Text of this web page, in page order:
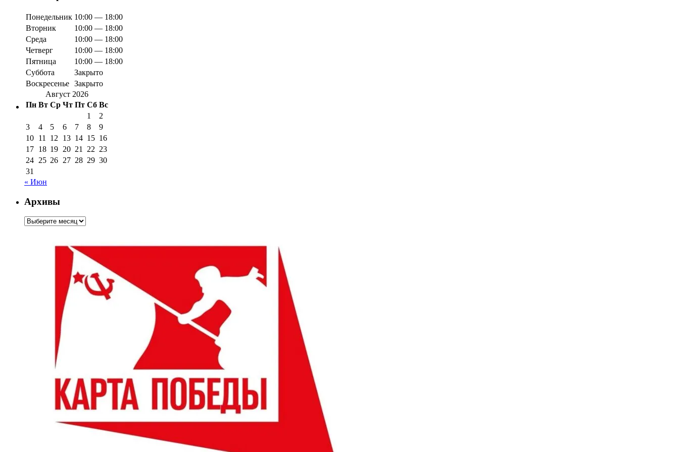
Понедельник 10:00 — 18:00
Вторник
10:00 — 18:00
Среда
10:00 — 18:00
Четверг
10:00 — 18:00
Пятница
10:00 — 18:00
Суббота
Закрыто
Воскресенье Закрыто
Август 2026
Пн Вт Ср Чт Пт Сб Вс
1
2
3
4 5 6 7 8
9
10 11 12 13 14 15 16
17 18 19 20 21 22 23
24 25 26 27 28 29 30
31
« Июн
Архивы
Архивы